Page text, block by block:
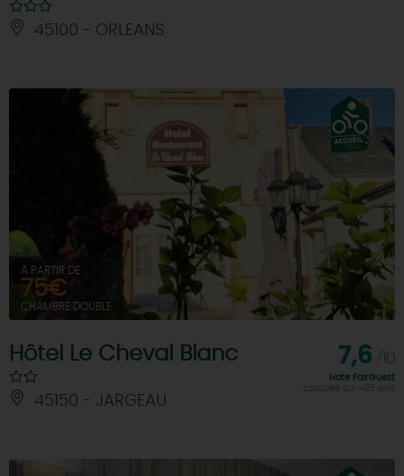
45100 - ORLEANS
À PARTIR DE
75€
CHAMBRE DOUBLE
Hôtel Le Cheval Blanc
45150 - JARGEAU
7,6
Note FairGuest
calculée sur 495 avis